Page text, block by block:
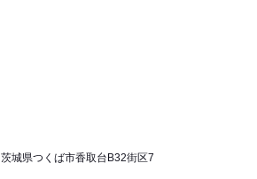
茨城県つくば市香取台B32街区7